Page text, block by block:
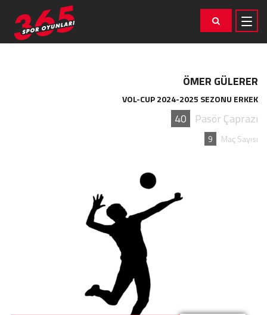
ÖMER GÜLERER
VOL-CUP 2024-2025 SEZONU ERKEK
40 Pasör Çaprazı
9 Maç Sayısı